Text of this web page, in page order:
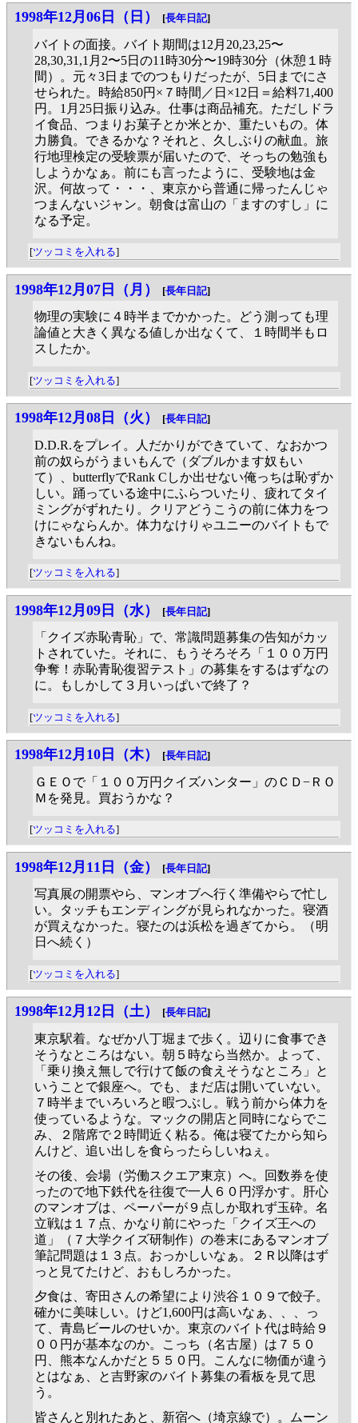
1998年12月06日（日） [長年日記]
バイトの面接。バイト期間は12月20,23,25〜
28,30,31,1月2〜5日の11時30分〜19時30分（休憩１時
間）。元々3日までのつもりだったが、5日までにさ
せられた。時給850円×７時間／日×12日＝給料71,400
円。1月25日振り込み。仕事は商品補充。ただしドラ
イ食品、つまりお菓子とか米とか、重たいもの。体
力勝負。できるかな？それと、久しぶりの献血。旅
行地理検定の受験票が届いたので、そっちの勉強も
しようかなぁ。前にも言ったように、受験地は金
沢。何故って・・・、東京から普通に帰ったんじゃ
つまんないジャン。朝食は富山の「ますのすし」に
なる予定。
[ツッコミを入れる]
1998年12月07日（月） [長年日記]
物理の実験に４時半までかかった。どう測っても理
論値と大きく異なる値しか出なくて、１時間半もロ
スしたか。
[ツッコミを入れる]
1998年12月08日（火） [長年日記]
D.D.R.をプレイ。人だかりができていて、なおかつ
前の奴らがうまいもんで（ダブルかます奴もい
て）、butterflyでRank Cしか出せない俺っちは恥ずか
しい。踊っている途中にふらついたり、疲れてタイ
ミングがずれたり。クリアどうこうの前に体力をつ
けにゃならんか。体力なけりゃユニーのバイトもで
きないもんね。
[ツッコミを入れる]
1998年12月09日（水） [長年日記]
「クイズ赤恥青恥」で、常識問題募集の告知がカッ
トされていた。それに、もうそろそろ「１００万円
争奪！赤恥青恥復習テスト」の募集をするはずなの
に。もしかして３月いっぱいで終了？
[ツッコミを入れる]
1998年12月10日（木） [長年日記]
ＧＥＯで「１００万円クイズハンター」のＣＤ−ＲＯ
Ｍを発見。買おうかな？
[ツッコミを入れる]
1998年12月11日（金） [長年日記]
写真展の開票やら、マンオブへ行く準備やらで忙し
い。タッチもエンディングが見られなかった。寝酒
が買えなかった。寝たのは浜松を過ぎてから。（明
日へ続く）
[ツッコミを入れる]
1998年12月12日（土） [長年日記]
東京駅着。なぜか八丁堀まで歩く。辺りに食事でき
そうなところはない。朝５時なら当然か。よって、
「乗り換え無しで行けて飯の食えそうなところ」と
いうことで銀座へ。でも、まだ店は開いていない。
７時半までいろいろと暇つぶし。戦う前から体力を
使っているような。マックの開店と同時にならでこ
み、２階席で２時間近く粘る。俺は寝てたから知ら
んけど、追い出しを食らったらしいねぇ。
その後、会場（労働スクエア東京）へ。回数券を使
ったので地下鉄代を往復で一人６０円浮かす。肝心
のマンオブは、ペーパーが９点しか取れず玉砕。名
立戦は１７点、かなり前にやった「クイズ王への
道」（７大学クイズ研制作）の巻末にあるマンオブ
筆記問題は１３点。おっかしいなぁ。２Ｒ以降はず
っと見てたけど、おもしろかった。
夕食は、寄田さんの希望により渋谷１０９で餃子。
確かに美味しい。けど1,600円は高いなぁ、、、っ
て、青島ビールのせいか。東京のバイト代は時給９
００円が基本なのか。こっち（名古屋）は７５０
円、熊本なんかだと５５０円。こんなに物価が違う
とはなぁ、と吉野家のバイト募集の看板を見て思
う。
皆さんと別れたあと、新宿へ（埼京線で）。ムーン